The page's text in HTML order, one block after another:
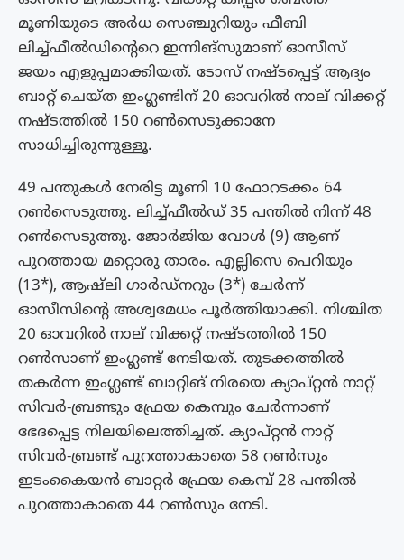
മൂണിയുടെ അർധ സെഞ്ചുറിയും ഫീബി
ലിച്ച്ഫീൽഡിന്റെറെ ഇന്നിങ്സുമാണ് ഓസീസ്
ജയം എളുപ്പമാക്കിയത്. ടോസ് നഷ്‌ടപ്പെട്ട് ആദ്യം
ബാറ്റ് ചെയ്‌ത ഇംഗ്ലണ്ടിന് 20 ഓവറിൽ നാല് വിക്കറ്റ്
നഷ്ടത്തിൽ 150 റൺസെടുക്കാനേ
സാധിച്ചിരുന്നുള്ളൂ.
49 പന്തുകൾ നേരിട്ട മൂണി 10 ഫോറടക്കം 64
റൺസെടുത്തു. ലിച്ച്ഫീൽഡ് 35 പന്തിൽ നിന്ന് 48
റൺസെടുത്തു. ജോർജിയ വോൾ (9) ആണ്
പുറത്തായ മറ്റൊരു താരം. എല്ലിസെ പെറിയും
(13*), ആഷ്‌ലി ഗാർഡ്‌നറും (3*) ചേർന്ന്
ഓസീസിന്റെ അശ്വമേധം പൂർത്തിയാക്കി. നിശ്ചിത
20 ഓവറിൽ നാല് വിക്കറ്റ് നഷ്‌ടത്തിൽ 150
റൺസാണ് ഇംഗ്ലണ്ട് നേടിയത്. തുടക്കത്തിൽ
തകർന്ന ഇംഗ്ലണ്ട് ബാറ്റിങ് നിരയെ ക്യാപ്റ്റൻ നാറ്റ്
സിവർ-ബ്രണ്ടും ഫ്രേയ കെമ്പും ചേർന്നാണ്
ഭേദപ്പെട്ട നിലയിലെത്തിച്ചത്. ക്യാപ്റ്റൻ നാറ്റ്
സിവർ-ബ്രണ്ട് പുറത്താകാതെ 58 റൺസും
ഇടംകൈയൻ ബാറ്റർ ഫ്രേയ കെമ്പ് 28 പന്തിൽ
പുറത്താകാതെ 44 റൺസും നേടി.